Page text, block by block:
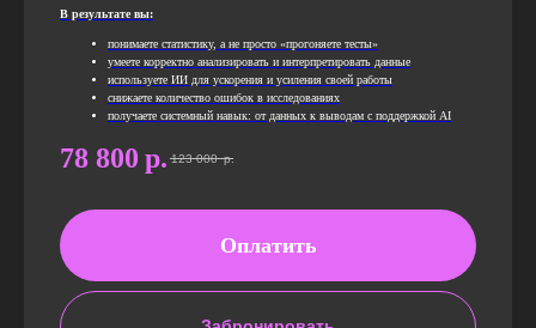
В результате вы:
понимаете статистику, а не просто «прогоняете тесты»
умеете корректно анализировать и интерпретировать данные
используете ИИ для ускорения и усиления своей работы
снижаете количество ошибок в исследованиях
получаете системный навык: от данных к выводам с поддержкой AI
78 800 р. 123 000 р.
Оплатить